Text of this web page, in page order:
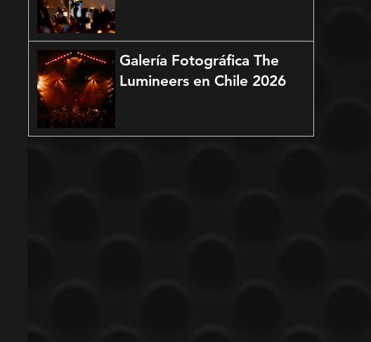
Galería Fotográfica The
Lumineers en Chile 2026